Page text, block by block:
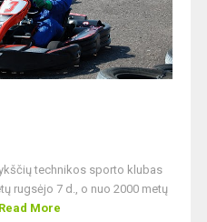
technikos sporto klubas
rugsėjo 7 d., o nuo 2000 metų
Read More